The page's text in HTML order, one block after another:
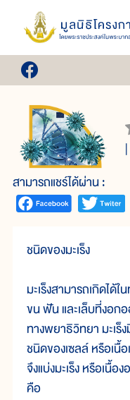
สามารถแชร์ได้ผ่าน :
ชนิดของมะเร็ง
มะเร็งสามารถเกิดได้
ขน ฟัน และเล็บที่งอกอ
ทางพยาธิวิทยา มะเร็
ชนิดของเซลล์ หรือเนื้
จึงแบ่งมะเร็ง หรือเนื้
คือ